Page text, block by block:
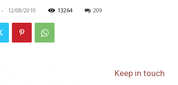
- 12/08/2010 13264 209
Keep in touch